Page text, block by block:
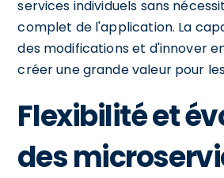
services individuels sans
complet de l'application. La
des modifications et d'innover
créer une grande valeur pour
Flexibilité et
des